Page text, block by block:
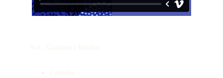
N.6 : Grandma's Kitchen
Cannelle